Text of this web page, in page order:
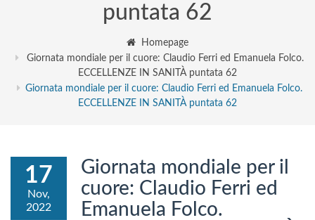
puntata 62
Homepage
Giornata mondiale per il cuore: Claudio Ferri ed Emanuela Folco.
ECCELLENZE IN SANITÀ puntata 62
Giornata mondiale per il cuore: Claudio Ferri ed Emanuela Folco.
ECCELLENZE IN SANITÀ puntata 62
17
Nov,
2022
Giornata mondiale per il
cuore: Claudio Ferri ed
Emanuela Folco.